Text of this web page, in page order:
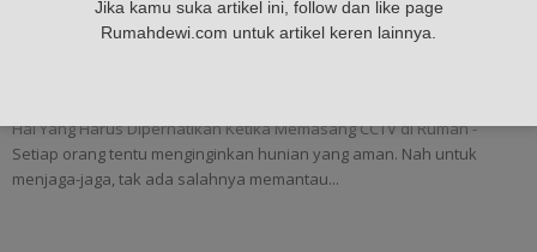
Hal Yang Harus Diperhatikan Ketika
Hal Yang Harus Diperhatikan Ketika Memasang CCTV di Rumah -
Setiap orang tentu menginginkan hunian yang aman. Nah untuk
menjaga-jaga, tak ada salahnya memantau...
Jika kamu suka artikel ini, follow dan like page
Rumahdewi.com untuk artikel keren lainnya.